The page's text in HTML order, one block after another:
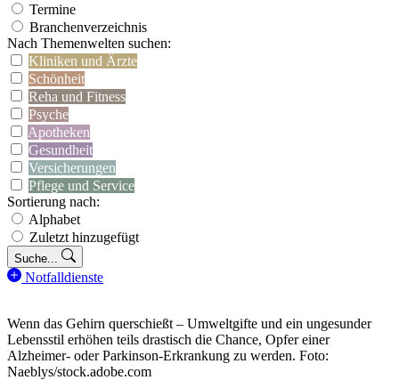
Termine
Branchenverzeichnis
Nach Themenwelten suchen:
Kliniken und Ärzte
Schönheit
Reha und Fitness
Psyche
Apotheken
Gesundheit
Versicherungen
Pflege und Service
Sortierung nach:
Alphabet
Zuletzt hinzugefügt
Suche...
Notfalldienste
Wenn das Gehirn querschießt – Umweltgifte und ein ungesunder
Lebensstil erhöhen teils drastisch die Chance, Opfer einer
Alzheimer- oder Parkinson-Erkrankung zu werden. Foto:
Naeblys/stock.adobe.com